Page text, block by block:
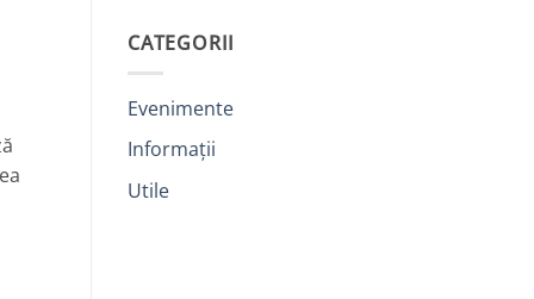
CATEGORII
Evenimente
Informații
Utile